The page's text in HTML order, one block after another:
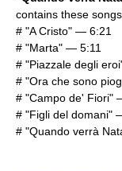
contains these
# "A Cristo" — 6:21
# "Marta" — 5:11
# "Piazzale degli
# "Ora che sono
# "Campo de' Fiori"
# "Figli del domani"
# "Quando verrà